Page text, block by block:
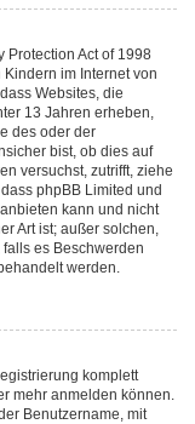
Protection Act of 1998
im Internet von
Websites, die
13 Jahren erheben,
des oder der
bist, ob dies auf
versuchst, zutrifft, ziehe
phpBB Limited und
kann und nicht
Art ist; außer solchen,
es Beschwerden
werden.
komplett
mehr anmelden können.
Benutzername, mit